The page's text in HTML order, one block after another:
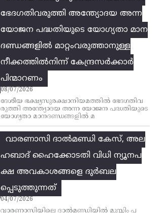
ഭേദഗതിവരുത്തി അന്ത്യോദയ അന്ന
യോജന പദ്ധതിയുടെ യോഗ്യതാ മാന
ദണ്ഡങ്ങളിൽ മാറ്റംവരുത്താനുള്ള
നീക്കത്തിൽനിന്ന്‌ കേന്ദ്രസർക്കാർ
പിന്മാറണം
08/07/2026
ദേശീയ ഭക്ഷ്യസുരക്ഷാനിയമത്തിൽ ഭേദഗതിവ
രുത്തി അന്ത്യോദയ അന്ന യോജന പദ്ധതിയുടെ
യോഗ്യതാ മാനദണ്ഡങ്ങളിൽ മ
വാരണാസി ദാൽമണ്ഡി കേസ്, അല
ഹബാദ് ഹൈക്കോടതി വിധി ന്യൂനപ
ക്ഷ അവകാശങ്ങളെ ദുർബല
പ്പെടുത്തുന്നത്
04/07/2026
വാരണാസിയിലെ ദാൽമണ്ഡിയിൽ മുസ്ലിം പ